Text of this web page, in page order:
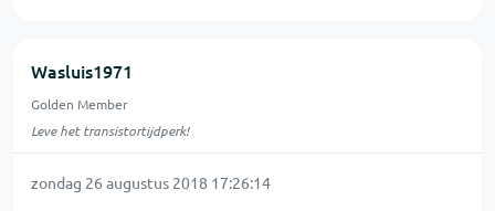
Wasluis1971
Golden Member
Leve het transistortijdperk!
zondag 26 augustus 2018 17:26:14